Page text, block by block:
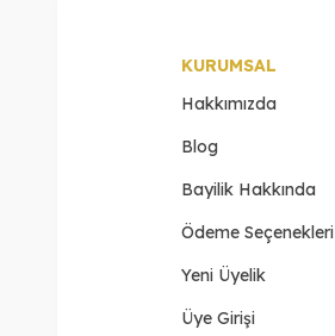
KURUMSAL
Hakkımızda
Blog
Bayilik Hakkında
Ödeme Seçenekleri
Yeni Üyelik
Üye Girişi